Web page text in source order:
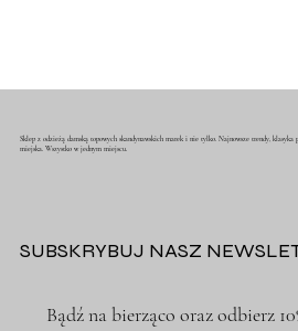
Sklep z odzieżą damską topowych skandynawskich marek i nie tylko. Najnowsze trendy, klasyka
miejska. Wszystko w jednym miejscu.
SUBSKRYBUJ NASZ
Bądź na bierząco oraz odbierz